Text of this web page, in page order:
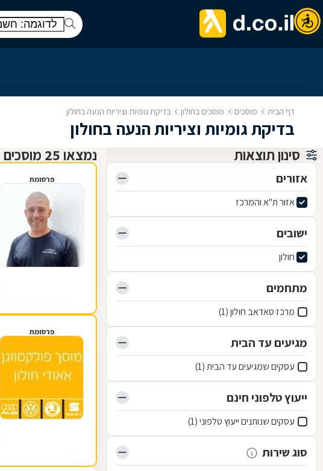
דף הבית מוסכים מוסכים בחולון בדיקת גומיות וציריות הנעה בחולון
בדיקת גומיות וציריות הנעה בחולון
סינון תוצאות
אזורים
אזור ת"א והמרכז
ישובים
חולון
מתחמים
מרכז סאדאב חולון (1)
מגיעים עד הבית
עסקים שמגיעים עד הבית (1)
ייעוץ טלפוני חינם
עסקים שנותנים ייעוץ טלפוני (1)
סוג שירות
נמצאו 25 מוסכים
פרסומת
פרסומת